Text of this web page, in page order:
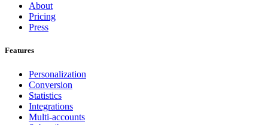
About
Pricing
Press
Features
Personalization
Conversion
Statistics
Integrations
Multi-accounts